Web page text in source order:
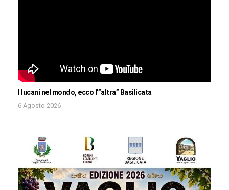
I lucani nel mondo, ecco l'”altra” Basilicata
6 Agosto 2026